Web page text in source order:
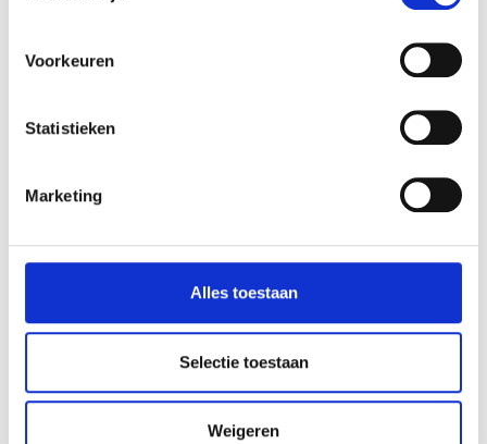
Voorkeuren
Statistieken
Marketing
Alles toestaan
Selectie toestaan
Weigeren
marcha la empresa. Al mismo ritmo de «construcción
nació nuestra empresa! Todas las Unidades forman
Units y en nuestros productos. Apostamos por la
calidad, los productos resistentes y robustos y el
unidades se conviertan en el Porsche de la
construcción rápida, la construcción de contenedores
y las unidades en términos de diseño y calidad. Y
orgullo que, gracias a nuestra perspicacia y espíritu
emprendedor, ¡somos la fiesta más barata del
esperamos sinceramente poder sorprenderle también
a usted con la versatilidad de nuestros productos. Nos
gustaría darle la bienvenida a nuestra sala de